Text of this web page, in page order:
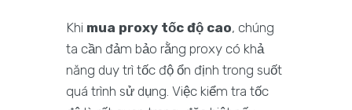
Khi mua proxy tốc độ cao, chúng
ta cần đảm bảo rằng proxy có khả
năng duy trì tốc độ ổn định trong suốt
quá trình sử dụng. Việc kiểm tra tốc